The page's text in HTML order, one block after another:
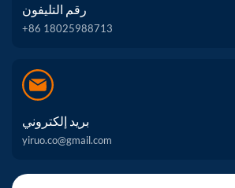
رقم التليفون
+86 18025988713
بريد إلكتروني
yiruo.co@gmail.com